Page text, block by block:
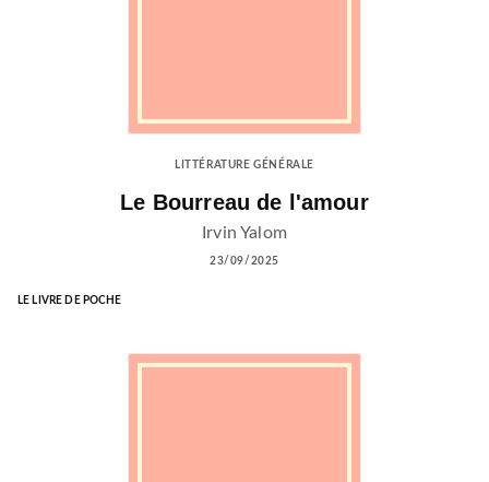
LITTÉRATURE GÉNÉRALE
Le Bourreau de l'amour
Irvin Yalom
23/09/2025
LE LIVRE DE POCHE